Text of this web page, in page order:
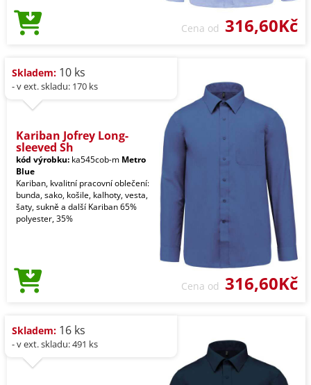
Cena od 316,60Kč
Skladem: 10 ks
- v ext. skladu: 170 ks
Kariban Jofrey Long-
sleeved Sh
kód výrobku: ka545cob-m Metro
Blue
Kariban, kvalitní pracovní oblečení:
bunda, sako, košile, kalhoty, vesta,
šaty, sukně a další Kariban 65%
polyester, 35%
Cena od 316,60Kč
Skladem: 16 ks
- v ext. skladu: 491 ks